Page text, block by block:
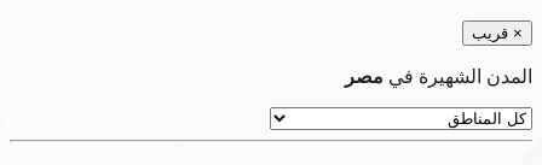
× قريب
المدن الشهيرة في مصر